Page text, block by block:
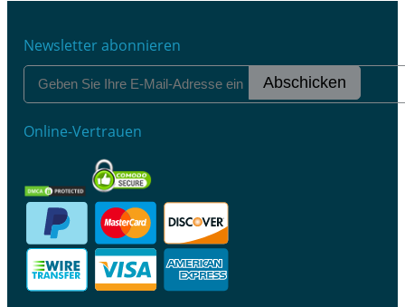
Newsletter abonnieren
Abschicken
Online-Vertrauen